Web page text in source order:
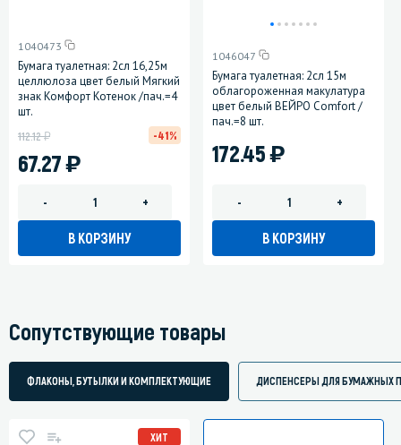
1040473
Бумага туалетная: 2сл 16,25м
целлюлоза цвет белый Мягкий
знак Комфорт Котенок /пач.=4
шт.
67.27)
112.12у -41%
- +
В КОРЗИНУ
1046047
Бумага туалетная: 2сл 15м
облагороженная макулатура
цвет белый ВЕЙРО Comfort /
пач.=8 шт.
172.45)
- +
В КОРЗИНУ
Сопутствующие товары
ФЛАКОНЫ, БУТЫЛКИ И КОМПЛЕКТУЮЩИЕ ДИСПЕНСЕРЫ ДЛЯ БУМАЖНЫХ
ХИТ